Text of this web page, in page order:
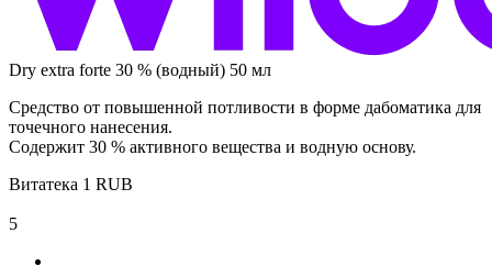
Dry extra forte 30 % (водный) 50 мл
Средство от повышенной потливости в форме дабоматика для
точечного нанесения.
Содержит 30 % активного вещества и водную основу.
Витатека 1 RUB
5